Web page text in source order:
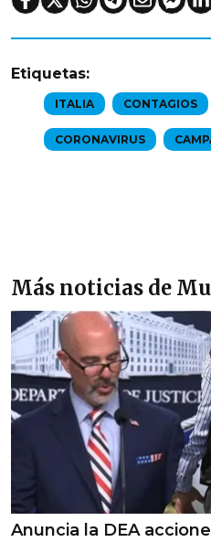
Etiquetas:
ITALIA CONTAGIOS
CORONAVIRUS
Más noticias de
Anuncia la DEA